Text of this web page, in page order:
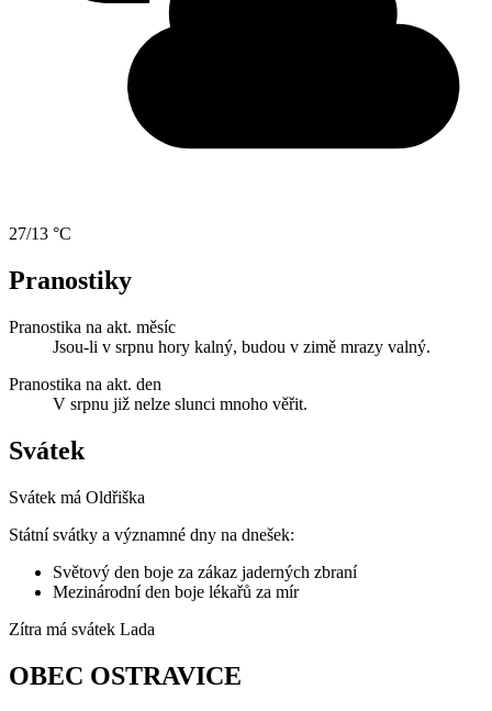
27/13 °C
Pranostiky
Pranostika na akt. měsíc
Jsou-li v srpnu hory kalný, budou v zimě mrazy valný.
Pranostika na akt. den
V srpnu již nelze slunci mnoho věřit.
Svátek
Svátek má Oldřiška
Státní svátky a významné dny na dnešek:
Světový den boje za zákaz jaderných zbraní
Mezinárodní den boje lékařů za mír
Zítra má svátek Lada
OBEC OSTRAVICE